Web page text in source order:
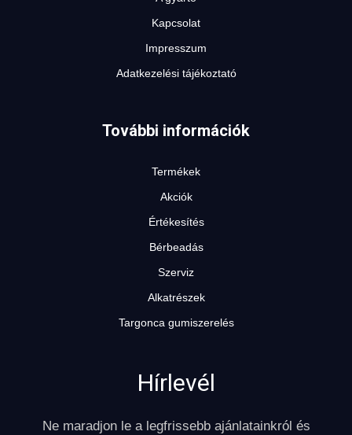
Kapcsolat
Impresszum
Adatkezelési tájékoztató
További információk
Termékek
Akciók
Értékesítés
Bérbeadás
Szerviz
Alkatrészek
Targonca gumiszerelés
Hírlevél
Ne maradjon le a legfrissebb ajánlatainkról és